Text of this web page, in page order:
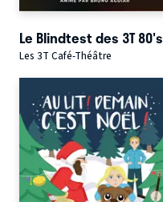
Le Blindtest des 3T 80's
Les 3T Café-Théâtre